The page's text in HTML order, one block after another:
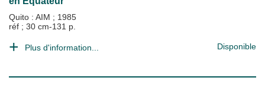
Quito : AIM ; 1985
réf ; 30 cm-131 p.
Plus d'information... Disponible